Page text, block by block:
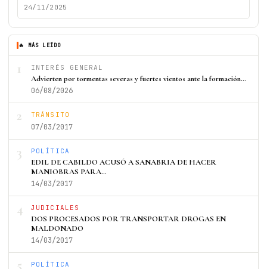
24/11/2025
🔥 MÁS LEÍDO
1 INTERÉS GENERAL
Advierten por tormentas severas y fuertes vientos ante la formación…
06/08/2026
2 TRÁNSITO
07/03/2017
3 POLÍTICA
EDIL DE CABILDO ACUSÓ A SANABRIA DE HACER
MANIOBRAS PARA…
14/03/2017
4 JUDICIALES
DOS PROCESADOS POR TRANSPORTAR DROGAS EN
MALDONADO
14/03/2017
5 POLÍTICA